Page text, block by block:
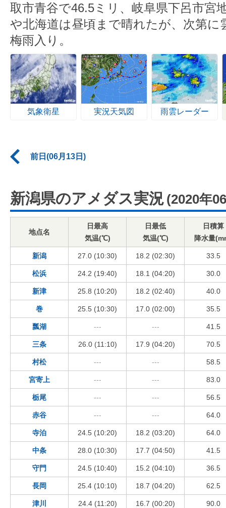
取市青谷で46.5ミリ、岐阜県下呂市宮
や北海道は昼頃まで晴れたが、次第に
梅雨入り。
気象衛星 実況天気図 雨雲レーダー
前日(06月13日)
新潟県のアメダス実況 (2020年
地点名
日最高
気温(℃)
日最低
気温(℃)
日積算
降水量
新潟 27.0 (10:30) 18.2 (02:30) 33.5
松浜 24.2 (19:40) 18.1 (04:20) 30.0
新津 25.8 (10:20) 18.2 (02:40) 40.0
巻 25.5 (10:30) 17.0 (02:00) 35.5
瓢湖 --- --- 41.5
三条 26.0 (11:10) 17.9 (04:20) 70.5
村松 --- --- 58.5
宮寄上 --- --- 83.0
栃尾 --- --- 56.5
赤谷 --- --- 64.0
寺泊 24.5 (10:20) 18.2 (03:20) 64.0
中条 28.0 (10:30) 17.7 (04:50) 41.5
守門 24.5 (10:40) 15.2 (04:10) 36.5
長岡 25.4 (10:10) 18.7 (04:20) 62.5
津川 24.4 (11:20) 16.7 (00:20) 90.0